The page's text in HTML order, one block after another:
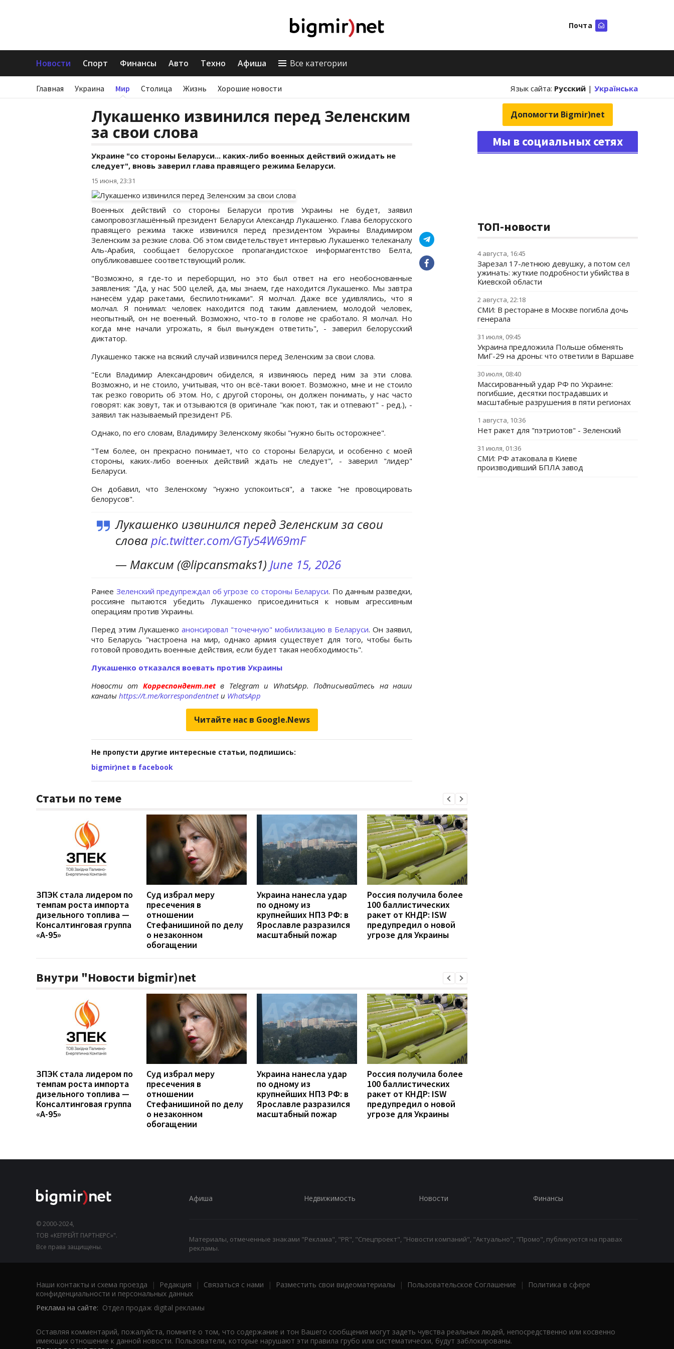
Почта
Новости Спорт Финансы Авто Техно Афиша Все категории
Главная Украина Мир Столица Жизнь Хорошие новости Язык сайта: Русский | Українська
Лукашенко извинился перед Зеленским
за свои слова
Украине "со стороны Беларуси... каких-либо военных действий ожидать не
следует", вновь заверил глава правящего режима Беларуси.
15 июня, 23:31
Военных действий со стороны Беларуси против Украины не будет, заявил
самопровозглашённый президент Беларуси Александр Лукашенко. Глава белорусского
правящего режима также извинился перед президентом Украины Владимиром
Зеленским за резкие слова. Об этом свидетельствует интервью Лукашенко телеканалу
Аль-Арабия, сообщает белорусское пропагандистское информагентство Белта,
опубликовавшее соответствующий ролик.
"Возможно, я где-то и переборщил, но это был ответ на его необоснованные
заявления: "Да, у нас 500 целей, да, мы знаем, где находится Лукашенко. Мы завтра
нанесём удар ракетами, беспилотниками". Я молчал. Даже все удивлялись, что я
молчал. Я понимал: человек находится под таким давлением, молодой человек,
неопытный, он не военный. Возможно, что-то в голове не сработало. Я молчал. Но
когда мне начали угрожать, я был вынужден ответить", - заверил белорусский
диктатор.
Лукашенко также на всякий случай извинился перед Зеленским за свои слова.
"Если Владимир Александрович обиделся, я извиняюсь перед ним за эти слова.
Возможно, и не стоило, учитывая, что он всё-таки воюет. Возможно, мне и не стоило
так резко говорить об этом. Но, с другой стороны, он должен понимать, у нас часто
говорят: как зовут, так и отзываются (в оригинале "как поют, так и отпевают" - ред.), -
заявил так называемый президент РБ.
Однако, по его словам, Владимиру Зеленскому якобы "нужно быть осторожнее".
"Тем более, он прекрасно понимает, что со стороны Беларуси, и особенно с моей
стороны, каких-либо военных действий ждать не следует", - заверил "лидер"
Беларуси.
Он добавил, что Зеленскому "нужно успокоиться", а также "не провоцировать
белорусов".
Лукашенко извинился перед Зеленским за свои
слова pic.twitter.com/GTy54W69mF
— Максим (@lipcansmaks1) June 15, 2026
Ранее Зеленский предупреждал об угрозе со стороны Беларуси. По данным разведки,
россияне пытаются убедить Лукашенко присоединиться к новым агрессивным
операциям против Украины.
Перед этим Лукашенко анонсировал "точечную" мобилизацию в Беларуси. Он заявил,
что Беларусь "настроена на мир, однако армия существует для того, чтобы быть
готовой проводить военные действия, если будет такая необходимость".
Лукашенко отказался воевать против Украины
Новости от Корреспондент.netв Telegram и WhatsApp. Подписывайтесь на наши
каналы https://t.me/korrespondentnetи WhatsApp
Читайте нас в Google.News
Не пропусти другие интересные статьи, подпишись:
bigmir)net в facebook
Статьи по теме
ЗПЭК стала лидером по
темпам роста импорта
дизельного топлива —
Консалтинговая группа
«А-95»
Суд избрал меру
пресечения в
отношении
Стефанишиной по делу
о незаконном
обогащении
Украина нанесла удар
по одному из
крупнейших НПЗ РФ: в
Ярославле разразился
масштабный пожар
Россия получила более
100 баллистических
ракет от КНДР: ISW
предупредил о новой
угрозе для Украины
Внутри "Новости bigmir)net
ЗПЭК стала лидером по
темпам роста импорта
дизельного топлива —
Консалтинговая группа
«А-95»
Суд избрал меру
пресечения в
отношении
Стефанишиной по делу
о незаконном
обогащении
Украина нанесла удар
по одному из
крупнейших НПЗ РФ: в
Ярославле разразился
масштабный пожар
Россия получила более
100 баллистических
ракет от КНДР: ISW
предупредил о новой
угрозе для Украины
Допомогти Bigmir)net
Мы в социальных сетях
ТОП-новости
4 августа, 16:45
Зарезал 17-летнюю девушку, а потом сел
ужинать: жуткие подробности убийства в
Киевской области
2 августа, 22:18
СМИ: В ресторане в Москве погибла дочь
генерала
31 июля, 09:45
Украина предложила Польше обменять
МиГ-29 на дроны: что ответили в Варшаве
30 июля, 08:40
Массированный удар РФ по Украине:
погибшие, десятки пострадавших и
масштабные разрушения в пяти регионах
1 августа, 10:36
Нет ракет для "пэтриотов" - Зеленский
31 июля, 01:36
СМИ: РФ атаковала в Киеве
производивший БПЛА завод
© 2000-2024,
ТОВ «КЕПРЕЙТ ПАРТНЕРС»".
Все права защищены.
Афиша Недвижимость Новости Финансы
Материалы, отмеченные знаками "Реклама", "PR", "Спецпроект", "Новости компаний", "Актуально", "Промо", публикуются на правах
рекламы.
Наши контакты и схема проезда | Редакция | Связаться с нами | Разместить свои видеоматериалы | Пользовательское Соглашение |
Политика в сфере
конфиденциальности и персональных данных
Реклама на сайте: Отдел продаж digital рекламы
Оставляя комментарий, пожалуйста, помните о том, что содержание и тон Вашего сообщения могут задеть чувства реальных людей, непосредственно или косвенно
имеющих отношение к данной новости. Пользователи, которые нарушают эти правила грубо или систематически, будут заблокированы.